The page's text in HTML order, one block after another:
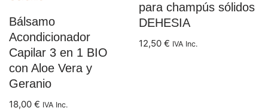
Bálsamo
Acondicionador
Capilar 3 en 1 BIO
con Aloe Vera y
Geranio
18,00 € IVA Inc.
para champús sólidos
DEHESIA
12,50€ IVA Inc.